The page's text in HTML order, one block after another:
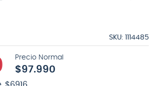
SKU: 1114485
$97.990